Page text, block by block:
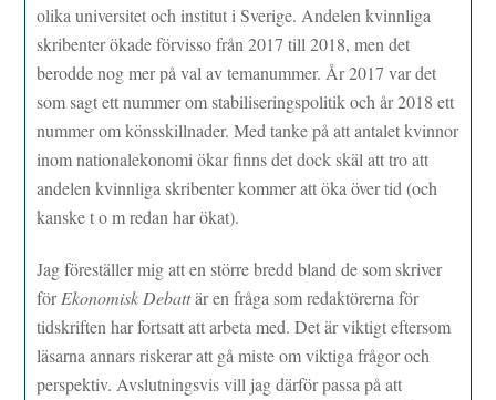
olika universitet och institut i Sverige. Andelen kvinnliga
skribenter ökade förvisso från 2017 till 2018, men det
berodde nog mer på val av temanummer. År 2017 var det
som sagt ett nummer om stabiliseringspolitik och år 2018 ett
nummer om könsskillnader. Med tanke på att antalet kvinnor
inom nationalekonomi ökar finns det dock skäl att tro att
andelen kvinnliga skribenter kommer att öka över tid (och
kanske t o m redan har ökat).
Jag föreställer mig att en större bredd bland de som skriver
förEkonomisk Debattär en fråga som redaktörerna för
tidskriften har fortsatt att arbeta med. Det är viktigt eftersom
läsarna annars riskerar att gå miste om viktiga frågor och
perspektiv. Avslutningsvis vill jag därför passa på att